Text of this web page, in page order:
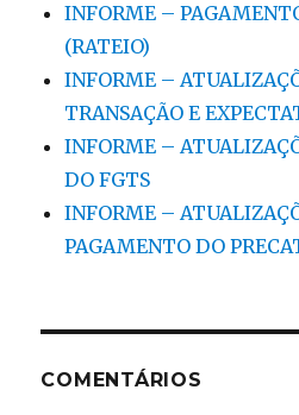
INFORME –
(RATEIO)
INFORME –
TRANSAÇÃO E
INFORME –
DO FGTS
INFORME –
PAGAMENTO DO
COMENTÁRIOS